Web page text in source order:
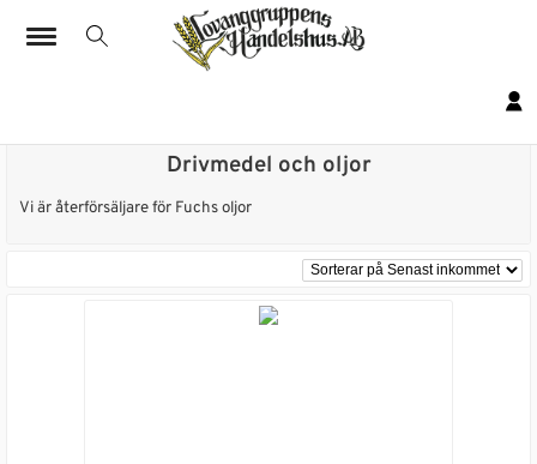
Drivmedel och oljor
Vi är återförsäljare för Fuchs oljor